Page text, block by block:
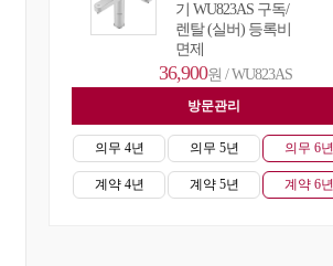
기 WU823AS 구독/
렌탈 (실버) 등록비
면제
36,900원 / WU823AS
방문관리
의무 4년
계약 4년
의무 5년
계약 5년
의무 6년
계약 6년